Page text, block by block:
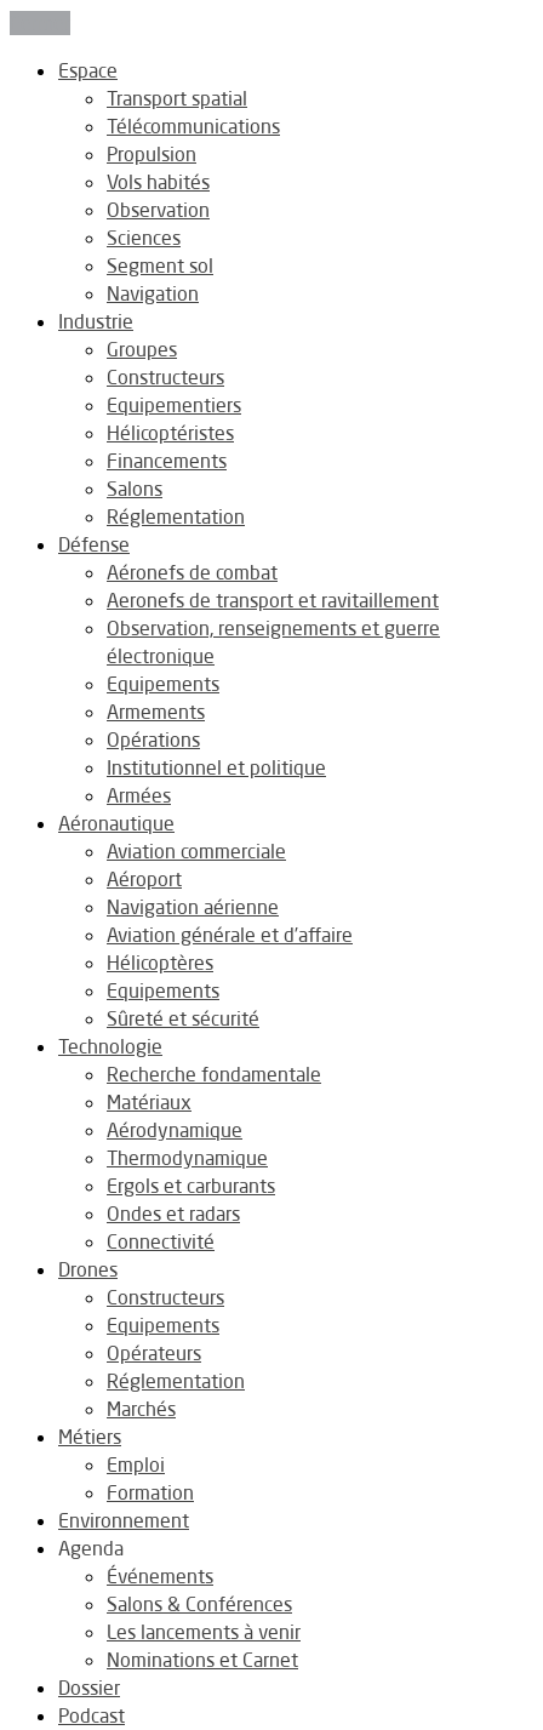
Espace
Transport spatial
Télécommunications
Propulsion
Vols habités
Observation
Sciences
Segment sol
Navigation
Industrie
Groupes
Constructeurs
Equipementiers
Hélicoptéristes
Financements
Salons
Réglementation
Défense
Aéronefs de combat
Aeronefs de transport et ravitaillement
Observation, renseignements et guerre
électronique
Equipements
Armements
Opérations
Institutionnel et politique
Armées
Aéronautique
Aviation commerciale
Aéroport
Navigation aérienne
Aviation générale et d’affaire
Hélicoptères
Equipements
Sûreté et sécurité
Technologie
Recherche fondamentale
Matériaux
Aérodynamique
Thermodynamique
Ergols et carburants
Ondes et radars
Connectivité
Drones
Constructeurs
Equipements
Opérateurs
Réglementation
Marchés
Métiers
Emploi
Formation
Environnement
Agenda
Événements
Salons & Conférences
Les lancements à venir
Nominations et Carnet
Dossier
Podcast